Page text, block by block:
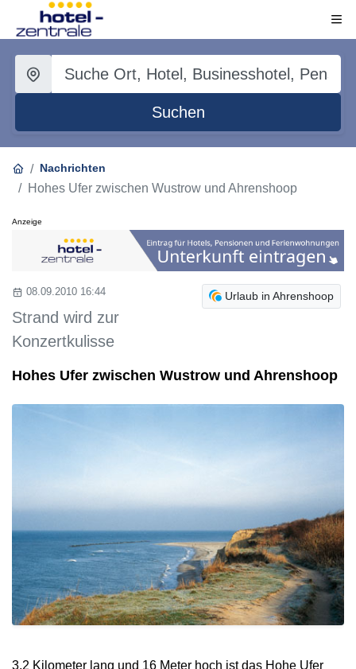
Suchen
Nachrichten
Hohes Ufer zwischen Wustrow und Ahrenshoop
Anzeige
Urlaub in Ahrenshoop
08.09.2010 16:44
Strand wird zur
Konzertkulisse
Hohes Ufer zwischen Wustrow und Ahrenshoop
3,2 Kilometer lang und 16 Meter hoch ist das Hohe Ufer